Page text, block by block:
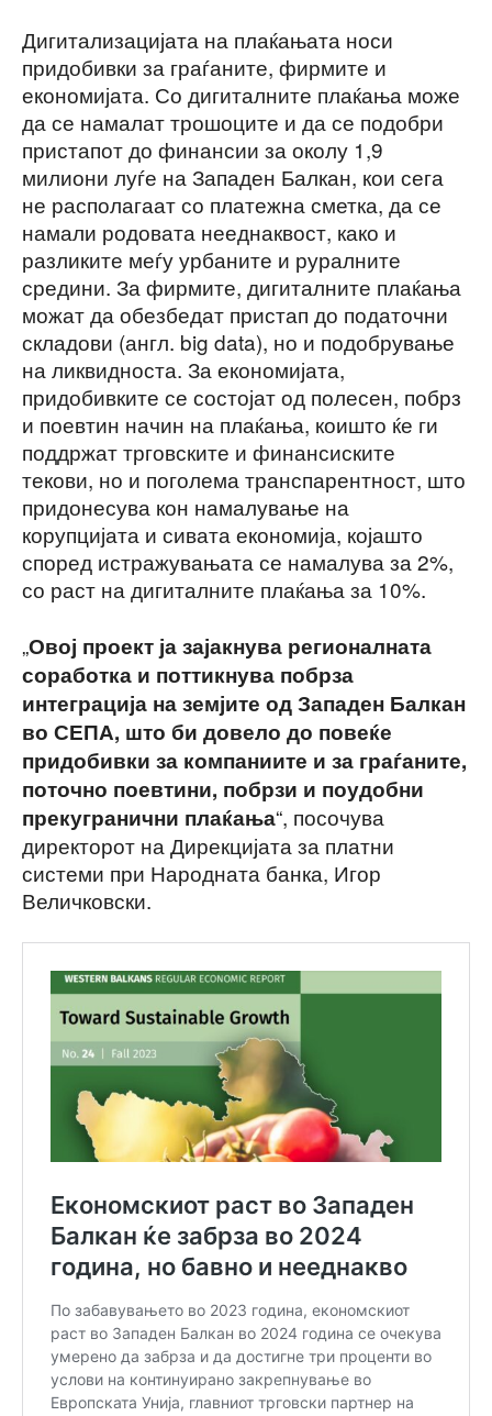
Дигитализацијата на плаќањата носи
придобивки за граѓаните, фирмите и
економијата. Со дигиталните плаќања може
да се намалат трошоците и да се подобри
пристапот до финансии за околу 1,9
милиони луѓе на Западен Балкан, кои сега
не располагаат со платежна сметка, да се
намали родовата нееднаквост, како и
разликите меѓу урбаните и руралните
средини. За фирмите, дигиталните плаќања
можат да обезбедат пристап до податочни
складови (англ. big data), но и подобрување
на ликвидноста. За економијата,
придобивките се состојат од полесен, побрз
и поевтин начин на плаќања, коишто ќе ги
поддржат трговските и финансиските
текови, но и поголема транспарентност, што
придонесува кон намалување на
корупцијата и сивата економија, којашто
според истражувањата се намалува за 2%,
со раст на дигиталните плаќања за 10%.
„Овој проект ја зајакнува регионалната
соработка и поттикнува побрза
интеграција на земјите од Западен Балкан
во СЕПА, што би довело до повеќе
придобивки за компаниите и за граѓаните,
поточно поевтини, побрзи и поудобни
прекугранични плаќања“, посочува
директорот на Дирекцијата за платни
системи при Народната банка, Игор
Величковски.